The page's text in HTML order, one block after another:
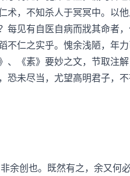
术，不知杀人于冥冥中。以
每见有自医自病而戕其命者
不仁之实乎。愧余浅陋，年
、《素》要妙之文，节取注
恐未尽当，尤望高明君子，
创也。既然有之，余又何